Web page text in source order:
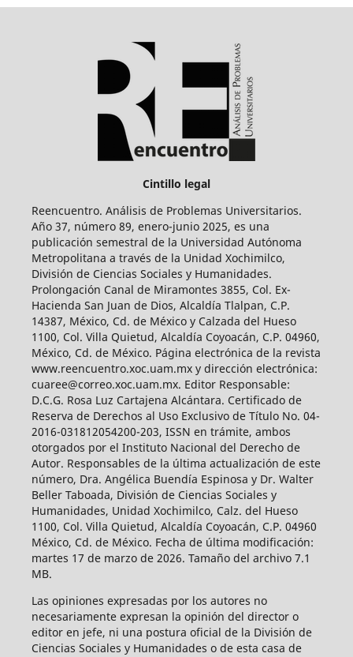
Cintillo legal
Reencuentro. Análisis de Problemas Universitarios.
Año 37, número 89, enero-junio 2025, es una
publicación semestral de la Universidad Autónoma
Metropolitana a través de la Unidad Xochimilco,
División de Ciencias Sociales y Humanidades.
Prolongación Canal de Miramontes 3855, Col. Ex-
Hacienda San Juan de Dios, Alcaldía Tlalpan, C.P.
14387, México, Cd. de México y Calzada del Hueso
1100, Col. Villa Quietud, Alcaldía Coyoacán, C.P. 04960,
México, Cd. de México. Página electrónica de la revista
www.reencuentro.xoc.uam.mx y dirección electrónica:
cuaree@correo.xoc.uam.mx. Editor Responsable:
D.C.G. Rosa Luz Cartajena Alcántara. Certificado de
Reserva de Derechos al Uso Exclusivo de Título No. 04-
2016-031812054200-203, ISSN en trámite, ambos
otorgados por el Instituto Nacional del Derecho de
Autor. Responsables de la última actualización de este
número, Dra. Angélica Buendía Espinosa y Dr. Walter
Beller Taboada, División de Ciencias Sociales y
Humanidades, Unidad Xochimilco, Calz. del Hueso
1100, Col. Villa Quietud, Alcaldía Coyoacán, C.P. 04960
México, Cd. de México. Fecha de última modificación:
martes 17 de marzo de 2026. Tamaño del archivo 7.1
MB.
Las opiniones expresadas por los autores no
necesariamente expresan la opinión del director o
editor en jefe, ni una postura oficial de la División de
Ciencias Sociales y Humanidades o de esta casa de